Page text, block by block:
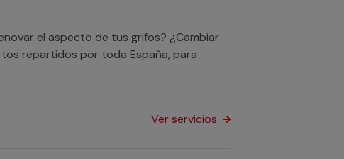
el aspecto de tus grifos? ¿Cambiar
repartidos por toda España, para
Ver servicios